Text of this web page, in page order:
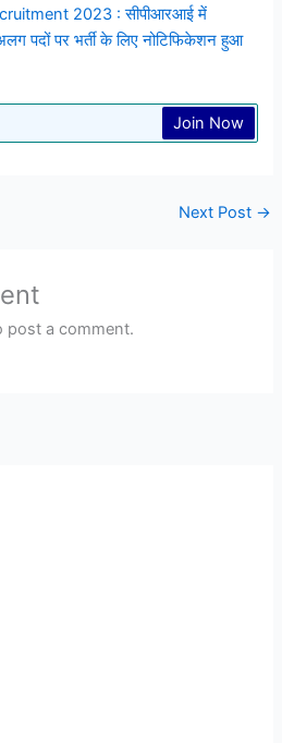
2023 : सीपीआरआई में
पदों पर भर्ती के लिए नोटिफिकेशन हुआ
Join Now
Next Post →
post a comment.